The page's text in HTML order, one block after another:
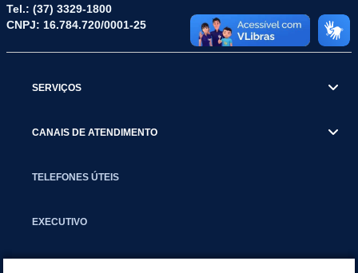
Tel.: (37) 3329-1800
CNPJ: 16.784.720/0001-25
SERVIÇOS
CANAIS DE ATENDIMENTO
TELEFONES ÚTEIS
EXECUTIVO